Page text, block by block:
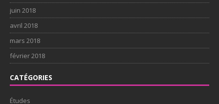
juin 2018
avril 2018
mars 2018
février 2018
CATÉGORIES
Études